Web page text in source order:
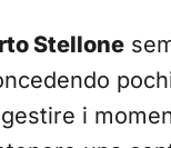
Stellone
i